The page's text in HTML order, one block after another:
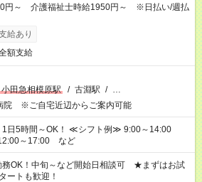
円～ 介護福祉士時給1950円～ ※日払い/週払
給あり
額支給
小田急相模原駅 / 古淵駅 / …
院 ※ご自宅近辺からご案内可能
！ ≪シフト例≫ 9:00～14:00
～17:00 など
務OK！中旬～など開始日相談可 ★まずはお試
ートも歓迎！